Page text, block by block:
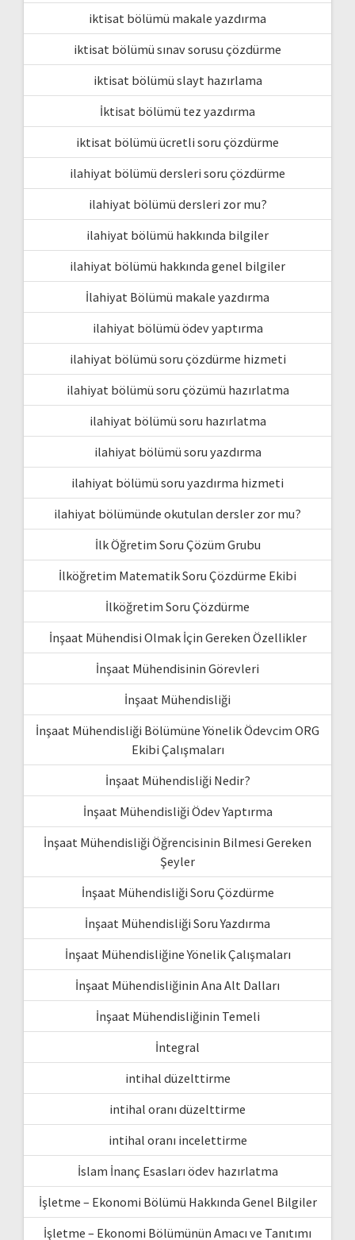
iktisat bölümü makale yazdırma
iktisat bölümü sınav sorusu çözdürme
iktisat bölümü slayt hazırlama
İktisat bölümü tez yazdırma
iktisat bölümü ücretli soru çözdürme
ilahiyat bölümü dersleri soru çözdürme
ilahiyat bölümü dersleri zor mu?
ilahiyat bölümü hakkında bilgiler
ilahiyat bölümü hakkında genel bilgiler
İlahiyat Bölümü makale yazdırma
ilahiyat bölümü ödev yaptırma
ilahiyat bölümü soru çözdürme hizmeti
ilahiyat bölümü soru çözümü hazırlatma
ilahiyat bölümü soru hazırlatma
ilahiyat bölümü soru yazdırma
ilahiyat bölümü soru yazdırma hizmeti
ilahiyat bölümünde okutulan dersler zor mu?
İlk Öğretim Soru Çözüm Grubu
İlköğretim Matematik Soru Çözdürme Ekibi
İlköğretim Soru Çözdürme
İnşaat Mühendisi Olmak İçin Gereken Özellikler
İnşaat Mühendisinin Görevleri
İnşaat Mühendisliği
İnşaat Mühendisliği Bölümüne Yönelik Ödevcim ORG
Ekibi Çalışmaları
İnşaat Mühendisliği Nedir?
İnşaat Mühendisliği Ödev Yaptırma
İnşaat Mühendisliği Öğrencisinin Bilmesi Gereken
Şeyler
İnşaat Mühendisliği Soru Çözdürme
İnşaat Mühendisliği Soru Yazdırma
İnşaat Mühendisliğine Yönelik Çalışmaları
İnşaat Mühendisliğinin Ana Alt Dalları
İnşaat Mühendisliğinin Temeli
İntegral
intihal düzelttirme
intihal oranı düzelttirme
intihal oranı incelettirme
İslam İnanç Esasları ödev hazırlatma
İşletme – Ekonomi Bölümü Hakkında Genel Bilgiler
İşletme – Ekonomi Bölümünün Amacı ve Tanıtımı